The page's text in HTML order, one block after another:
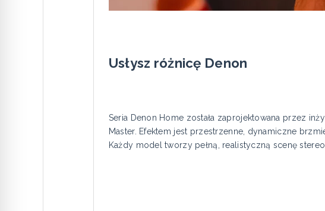
Usłysz różnicę Denon
Seria Denon Home została zaprojektowana przez
Master. Efektem jest przestrzenne, dynamiczne
Każdy model tworzy pełną, realistyczną scenę